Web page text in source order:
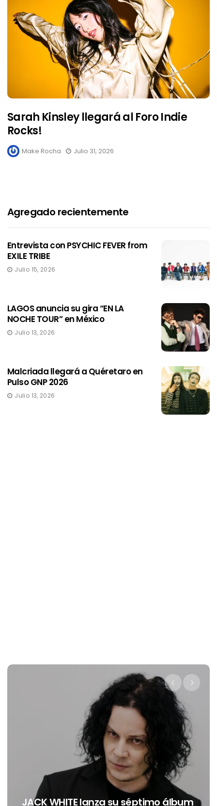
Sarah Kinsley llegará al Foro Indie
Rocks!
Make Rocha Julio 31, 2026
Agregado recientemente
Entrevista con PSYCHIC FEVER from
EXILE TRIBE
Julio 15, 2026
LAGOS anuncia su gira “EN LA
NOCHE TOUR” en México
Julio 13, 2026
Malcriada llegará a Quéretaro en
Pulso GNP 2026
Julio 13, 2026
JACK WHITE lanza su séptimo álbum